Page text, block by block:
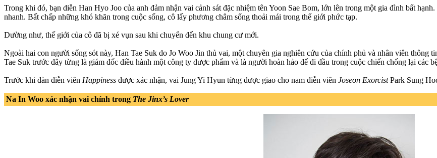
Trong khi đó, bạn diễn Han Hyo Joo của anh đảm nhận vai cảnh sát đặc nhiệm tên Yoon Sae Bom, lớn lên trong một gia đình bất
nhanh. Bất chấp những khó khăn trong cuộc sống, cô lấy phương châm sống thoải mái trong thế giới phức tạp.
Dường như, thế giới của cô đã bị xé vụn sau khi chuyển đến khu chung cư mới.
Ngoài hai con người sống sót này, Han Tae Suk do Jo Woo Jin thủ vai, một chuyên gia nghiên cứu của chính phủ và nhân viên thông
Tae Suk trước đây từng là giám đốc điều hành một công ty dược phẩm và là người hoàn hảo để đi đầu trong cuộc chiến chống lại các
Trước khi dàn diễn viên Happiness được xác nhận, vai Jung Yi Hyun từng được giao cho nam diễn viên Joseon ExorcistPark Sung
Na In Woo xác nhận vai chính trong The Jinx’s Lover